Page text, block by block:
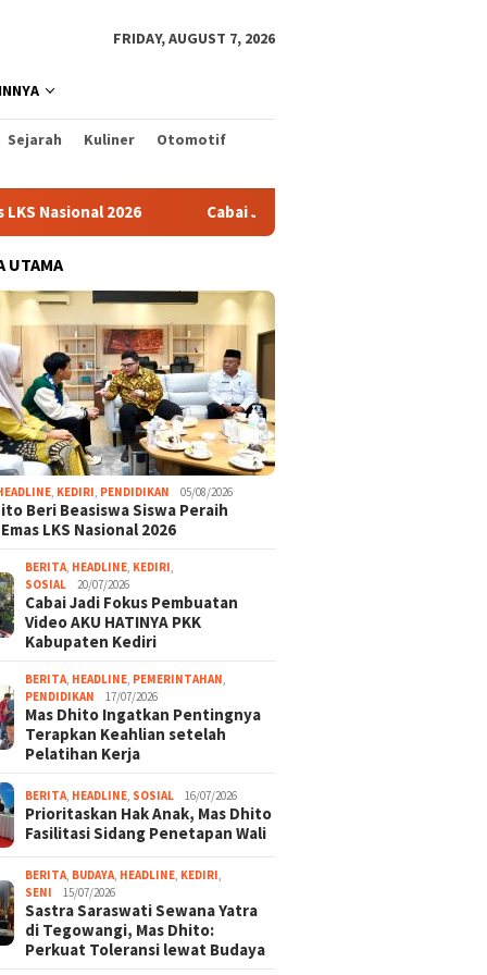
FRIDAY, AUGUST 7, 2026
Sejarah Kuliner Otomotif
Cabai Jadi Fokus Pembuatan Video AKU HATINYA
UTAMA
KEDIRI PENDIDIKAN 05/08/2026
Beri Beasiswa Siswa Peraih
LKS Nasional 2026
BERITA HEADLINE KEDIRI
SOSIAL
20/07/2026
Cabai Jadi Fokus Pembuatan
Video AKU HATINYA PKK
Kabupaten Kediri
BERITA HEADLINE PEMERINTAHAN
PENDIDIKAN
17/07/2026
Mas Dhito Ingatkan Pentingnya
Terapkan Keahlian setelah
Pelatihan Kerja
BERITA HEADLINE SOSIAL 16/07/2026
Prioritaskan Hak Anak, Mas Dhito
Fasilitasi Sidang Penetapan Wali
BERITA BUDAYA HEADLINE KEDIRI
SENI
15/07/2026
Sastra Saraswati Sewana Yatra
di Tegowangi, Mas Dhito:
Perkuat Toleransi lewat Budaya